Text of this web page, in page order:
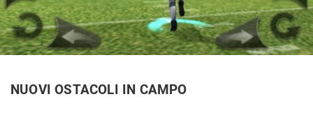
NUOVI OSTACOLI IN CAMPO